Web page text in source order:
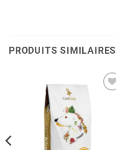
PRODUITS SIMILAIRES